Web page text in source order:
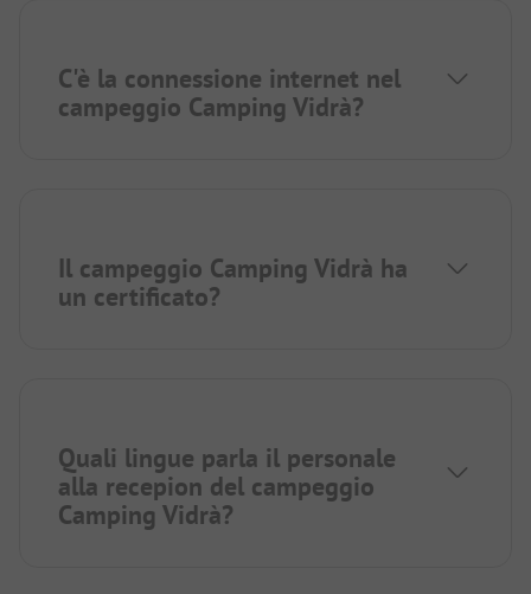
C'è la connessione internet nel
campeggio Camping Vidrà?
Il campeggio Camping Vidrà ha
un certificato?
Quali lingue parla il personale
alla recepion del campeggio
Camping Vidrà?